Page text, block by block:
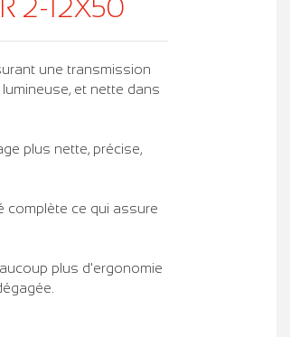
2-12X50
une transmission
et nette dans
plus nette, précise,
complète ce qui assure
plus d'ergonomie